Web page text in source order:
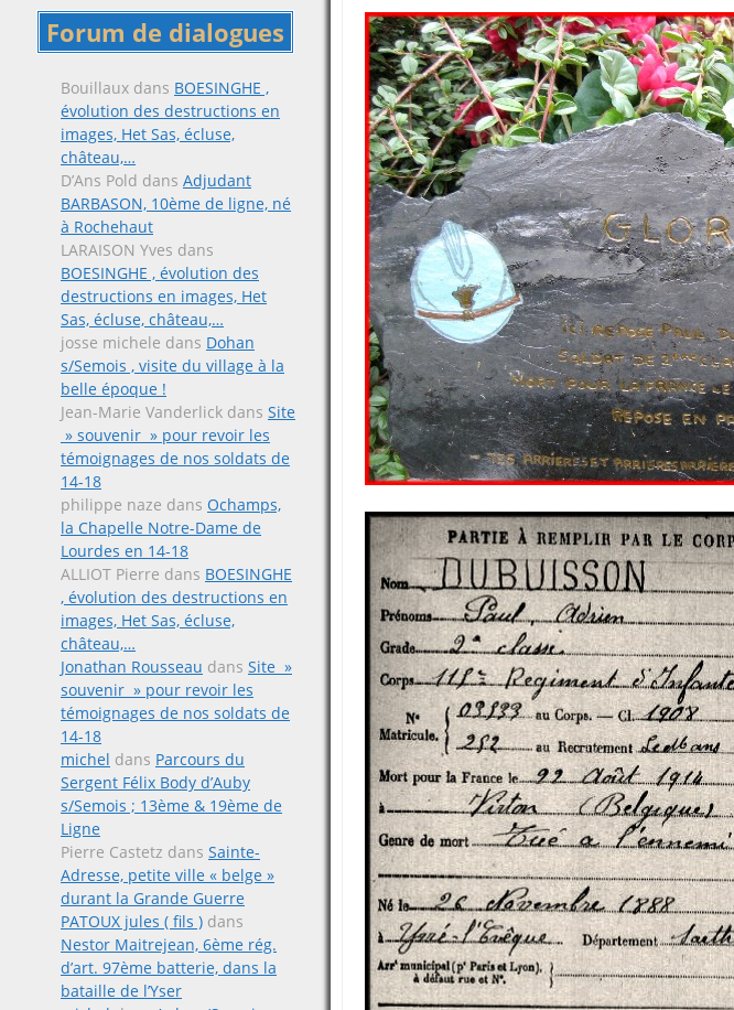
Forum de dialogues
Bouillaux dans BOESINGHE ,
évolution des destructions en
images, Het Sas, écluse,
château,…
D’Ans Pold dans Adjudant
BARBASON, 10ème de ligne, né
à Rochehaut
LARAISON Yves dans
BOESINGHE , évolution des
destructions en images, Het
Sas, écluse, château,…
josse michele dans Dohan
s/Semois , visite du village à la
belle époque !
Jean-Marie Vanderlick dans Site
» souvenir » pour revoir les
témoignages de nos soldats de
14-18
philippe naze dans Ochamps,
la Chapelle Notre-Dame de
Lourdes en 14-18
ALLIOT Pierre dans BOESINGHE
, évolution des destructions en
images, Het Sas, écluse,
château,…
Jonathan Rousseau dans Site »
souvenir » pour revoir les
témoignages de nos soldats de
14-18
michel dans Parcours du
Sergent Félix Body d’Auby
s/Semois ; 13ème & 19ème de
Ligne
Pierre Castetz dans Sainte-
Adresse, petite ville « belge »
durant la Grande Guerre
PATOUX jules ( fils ) dans
Nestor Maitrejean, 6ème rég.
d’art. 97ème batterie, dans la
bataille de l’Yser